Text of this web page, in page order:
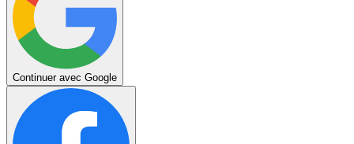
Continuer avec Google